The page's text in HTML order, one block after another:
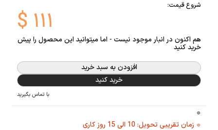
شروع قیمت:
$ ۱۱۱
هم اکنون در انبار موجود نیست - اما میتوانید این محصول را پیش
خرید کنید
افزودن به سبد خرید
خرید کنید
با تماس بگیرید
زمان تقریبی تحویل: 10 الی 15 روز کاری